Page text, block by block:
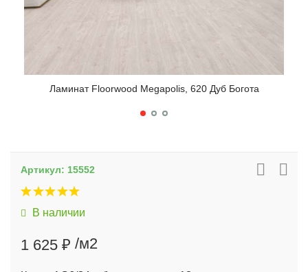
Ламинат Floorwood Megapolis, 620 Дуб Богота
Артикул: 15552
В наличии
1 625 ₽ /м2